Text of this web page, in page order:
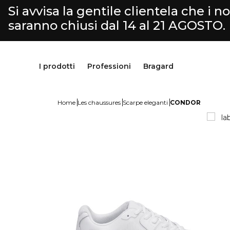
Si avvisa la gentile clientela che i
saranno chiusi dal 14 al 21 AGOSTO.
I prodotti Professioni Bragard
Selezione Servizio & Hotellerie
Personalizzazione
Home Les chaussures Scarpe eleganti CONDOR